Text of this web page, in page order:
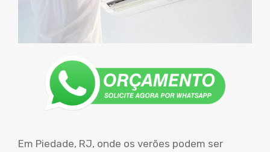
Em Piedade, RJ, onde os verões podem ser